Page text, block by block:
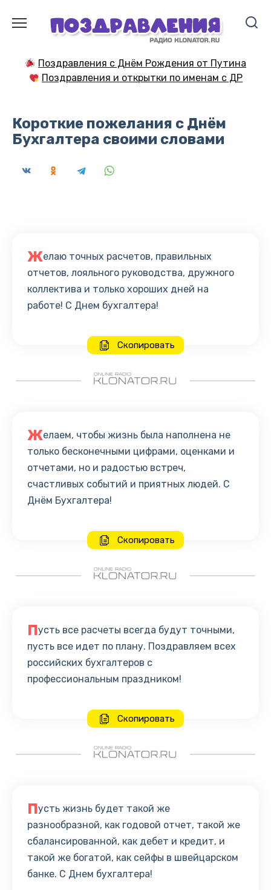
содержанию
Поздравления с Днём Рождения от Путина
Поздравления и открытки по именам с ДР
Короткие пожелания с Днём
Бухгалтера своими словами
Желаю точных расчетов, правильных
отчетов, лояльного руководства, дружного
коллектива и только хороших дней на
работе! С Днем бухгалтера!
Скопировать
Желаем, чтобы жизнь была наполнена не
только бесконечными цифрами, оценками и
отчетами, но и радостью встреч,
счастливых событий и приятных людей. С
Днём Бухгалтера!
Скопировать
Пусть все расчеты всегда будут точными,
пусть все идет по плану. Поздравляем всех
российских бухгалтеров с
профессиональным праздником!
Скопировать
Пусть жизнь будет такой же
разнообразной, как годовой отчет, такой же
сбалансированной, как дебет и кредит, и
такой же богатой, как сейфы в швейцарском
банке. С Днем бухгалтера!